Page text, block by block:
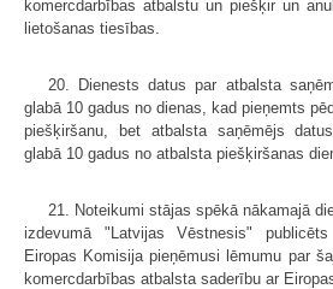
komercdarbības atbalstu un piešķir un
lietošanas tiesības.
20. Dienests datus par atbalsta
glabā 10 gadus no dienas, kad pieņemts
piešķiršanu, bet atbalsta saņēmējs
glabā 10 gadus no atbalsta piešķiršanas
21. Noteikumi stājas spēkā nākamajā
izdevumā "Latvijas Vēstnesis"
Eiropas Komisija pieņēmusi lēmumu par
komercdarbības atbalsta saderību ar